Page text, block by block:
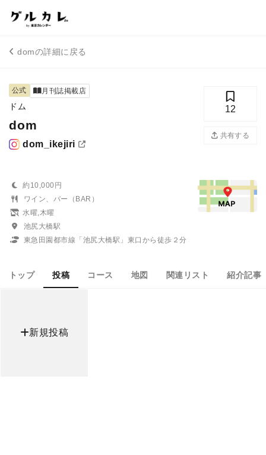
domの詳細に戻る
公式 月刊誌掲載店
ドム
dom
dom_ikejiri
12
共有する
約10,000円
ワイン、バー（BAR）
水曜,木曜
池尻大橋駅
東急田園都市線「池尻大橋駅」東口から徒歩２分
トップ 投稿 コース 地図 関連リスト 紹介記事
新規投稿